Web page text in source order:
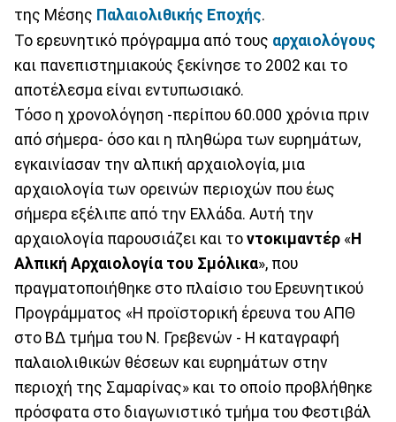
της Μέσης Παλαιολιθικής Εποχής.
Το ερευνητικό πρόγραμμα από τους αρχαιολόγους
και πανεπιστημιακούς ξεκίνησε το 2002 και το
αποτέλεσμα είναι εντυπωσιακό.
Τόσο η χρονολόγηση -περίπου 60.000 χρόνια πριν
από σήμερα- όσο και η πληθώρα των ευρημάτων,
εγκαινίασαν την αλπική αρχαιολογία, μια
αρχαιολογία των ορεινών περιοχών που έως
σήμερα εξέλιπε από την Ελλάδα. Αυτή την
αρχαιολογία παρουσιάζει και το ντοκιμαντέρ «Η
Αλπική Αρχαιολογία του Σμόλικα», που
πραγματοποιήθηκε στο πλαίσιο του Ερευνητικού
Προγράμματος «Η προϊστορική έρευνα του ΑΠΘ
στο ΒΔ τμήμα του Ν. Γρεβενών - Η καταγραφή
παλαιολιθικών θέσεων και ευρημάτων στην
περιοχή της Σαμαρίνας» και το οποίο προβλήθηκε
πρόσφατα στο διαγωνιστικό τμήμα του Φεστιβάλ